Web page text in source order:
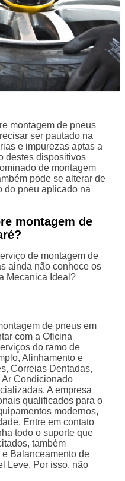
montagem de pneus
ser pautado na
e impurezas aptas a
destes dispositivos
de montagem
pode se alterar de
do pneu aplicado na
montagem de
de montagem de
ainda não conhece os
Mecanica Ideal?
de pneus em
com a Oficina
do ramo de
Alinhamento e
Correias Dentadas,
Condicionado
A empresa
qualificados para o
modernos,
Entre em contato
todo o suporte que
também
Balanceamento de
Leve. Por isso, não